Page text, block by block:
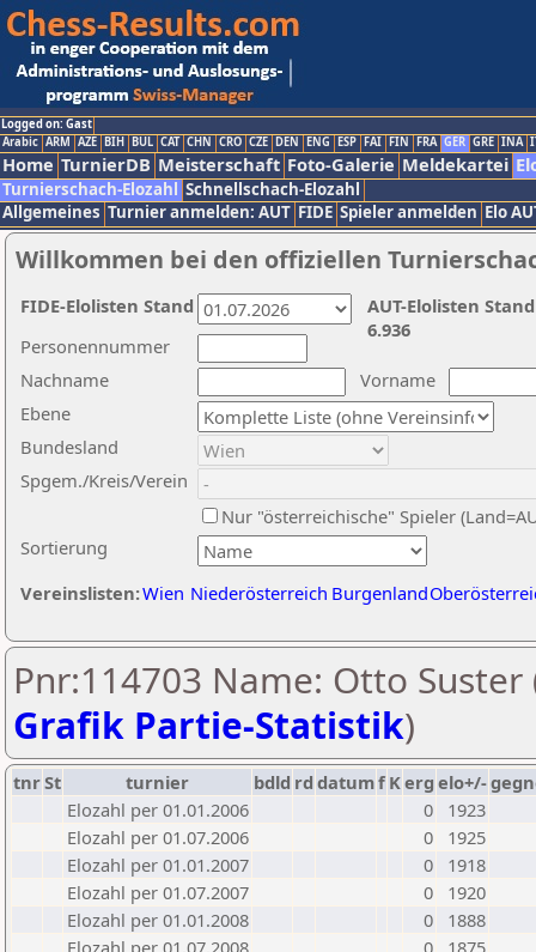
Logged on: Gast
Arabic ARM AZE BIH BUL CAT CHN CRO CZE DEN ENG ESP FAI FIN FRA GER GRE INA
Home TurnierDB Meisterschaft Foto-Galerie Meldekartei
Turnierschach-Elozahl Schnellschach-Elozahl
Allgemeines Turnier anmelden: AUT FIDE Spieler anmelden Elo
Willkommen bei den offiziellen
Nachname
Vorname
Ebene
Sortierung
Personennummer
Bundesland
Spgem./Kreis/Verein
Nur "österreichische" Spieler
Vereinslisten:Wien Niederösterreich Burgenland
AUT-Elolisten
6.936
FIDE-Elolisten Stand
Pnr:114703 Name: Otto Suster
Grafik Partie-Statistik)
tnrSt turnier bdld rd datumf Kerg elo+/-
Elozahl per 01.01.2006
0
1923
Elozahl per 01.07.2006
0
1925
Elozahl per 01.01.2007
0
1918
Elozahl per 01.07.2007
0
1920
Elozahl per 01.01.2008
0
1888
Elozahl per 01.07.2008
0
1875